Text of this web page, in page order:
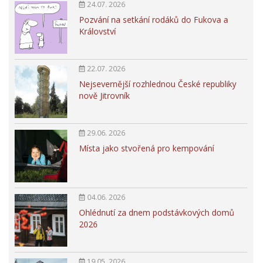
24.07. 2026
Pozvání na setkání rodáků do Fukova a
Království
22.07. 2026
Nejsevernější rozhlednou České republiky
nově Jitrovník
29.06. 2026
Místa jako stvořená pro kempování
04.06. 2026
Ohlédnutí za dnem podstávkových domů
2026